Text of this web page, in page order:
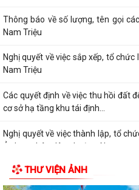
Thông báo về số lượng, tên gọi
Nam Triệu
Nghị quyết về việc sắp xếp, tổ
Nam Triệu
Các quyết định về việc thu hồi đất
cơ sở hạ tầng khu tái định...
Nghị quyết về việc thành lập, tổ
Ủy ban nhân dân phường Nam...
Điện lực Thủy Nguyên triển khai
mặt trên địa bàn Điện lực Thủy...
THƯ VIỆN ẢNH